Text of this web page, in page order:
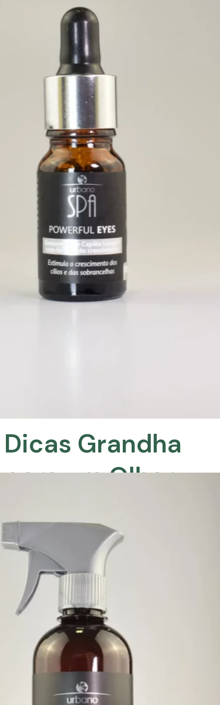
Use diariamente
melhores resultados.
Importante:
Evite o contato com os olhos e a
linha d’água.
Este produtonão é um
medicamento e não deve ser
injetado.
Dicas Grandha
para um Olhar
Radiante
algumas
dicas especiais
vão complementar o uso do
Powerful Eyes e garantir um
Mantenha a rotina de cuidados:
a consistência é fundamental
para alcançar os resultados
desejados. Utilize o Powerful
Eyes Grandha
interrupções.
Combine com outros produtos
Grandha:para um tratamento
completo, utilize o Powerful Eyes
Grandha em conjunto com
outros produtos da linha
Grandha, como o